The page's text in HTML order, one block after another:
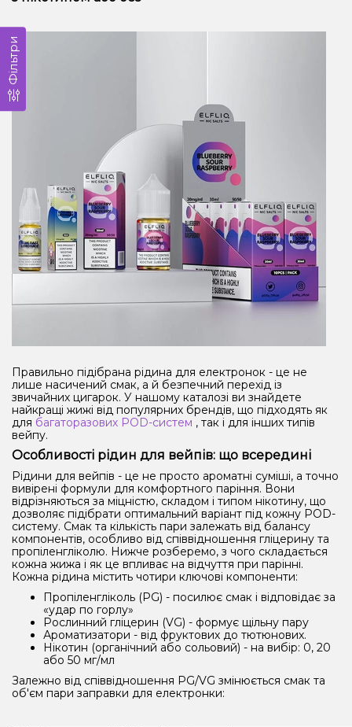
Правильно підібрана рідина для електронок - це не
лише насичений смак, а й безпечний перехід із
звичайних цигарок. У нашому каталозі ви знайдете
найкращі жижі від популярних брендів, що підходять як
для багаторазових POD-систем , так і для інших типів
вейпу.
Особливості рідин для вейпів: що всередині
Рідини для вейпів - це не просто ароматні суміші, а точно
вивірені формули для комфортного паріння. Вони
відрізняються за міцністю, складом і типом нікотину, що
дозволяє підібрати оптимальний варіант під кожну POD-
систему. Смак та кількість пари залежать від балансу
компонентів, особливо від співвідношення гліцерину та
пропіленгліколю. Нижче розберемо, з чого складається
кожна жижа і як це впливає на відчуття при парінні.
Кожна рідина містить чотири ключові компоненти:
Пропіленгліколь (PG) - посилює смак і відповідає за
«удар по горлу»
Рослинний гліцерин (VG) - формує щільну пару
Ароматизатори - від фруктових до тютюнових.
Нікотин (органічний або сольовий) - на вибір: 0, 20
або 50 мг/мл
Залежно від співвідношення PG/VG змінюється смак та
об'єм пари заправки для електронки:
Фільтри